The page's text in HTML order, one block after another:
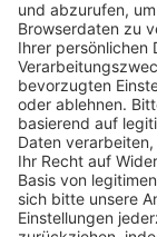
Pässe und
Trainerausbildung
BFV-
Trainerbörse
Login SpielPlus